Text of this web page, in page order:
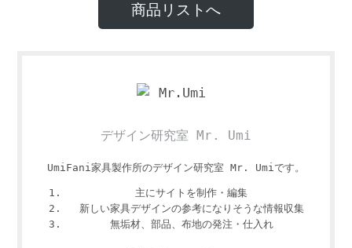
商品リストへ
デザイン研究室 Mr. Umi
UmiFani家具製作所のデザイン研究室 Mr. Umiです。
主にサイトを制作・編集
新しい家具デザインの参考になりそうな情報収集
無垢材、部品、布地の発注・仕入れ